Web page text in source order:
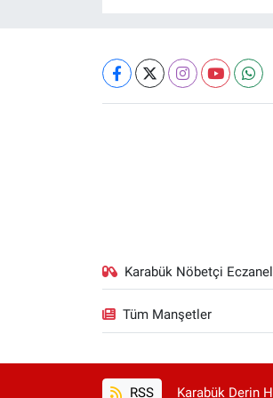
Karabük Nöbetçi
Tüm Manşetler
RSS Karabük Derin